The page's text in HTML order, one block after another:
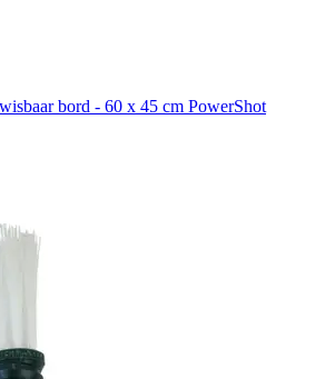
bord - 60 x 45 cm PowerShot